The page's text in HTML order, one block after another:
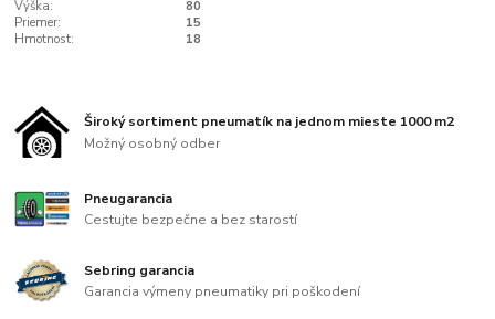
Výška:
80
Priemer:
15
Hmotnost:
18
Široký sortiment pneumatík na jednom mieste 1000 m2
Možný osobný odber
Pneugarancia
Cestujte bezpečne a bez starostí
Sebring garancia
Garancia výmeny pneumatiky pri poškodení